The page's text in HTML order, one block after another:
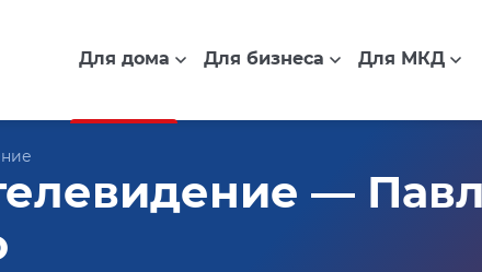
Для дома Для бизнеса Для МКД
—